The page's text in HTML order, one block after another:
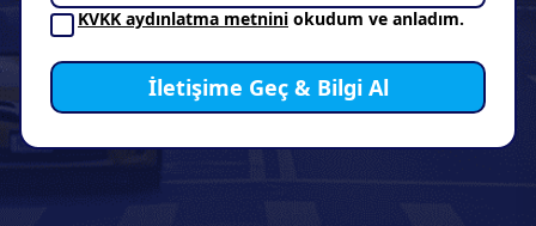
KVKK aydınlatma metnini okudum ve anladım.
İletişime Geç & Bilgi Al